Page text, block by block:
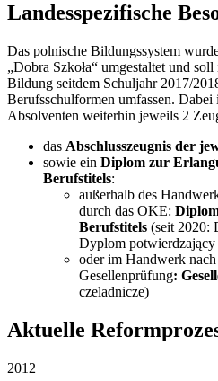
Landesspezifische
Das polnische Bildungssystem
„Dobra Szkoła“ umgestaltet und
Bildung seitdem Schuljahr 2017/
Berufsschulformen umfassen.
Absolventen weiterhin jeweils 2
das Abschlusszeugnis der
sowie ein Diplom zur
Berufstitels:
außerhalb des
durch das OKE:
Berufstitels (seit 2020:
Dyplom
oder im Handwerk nach
Gesellenprüfung:
czeladnicze)
Aktuelle
2012